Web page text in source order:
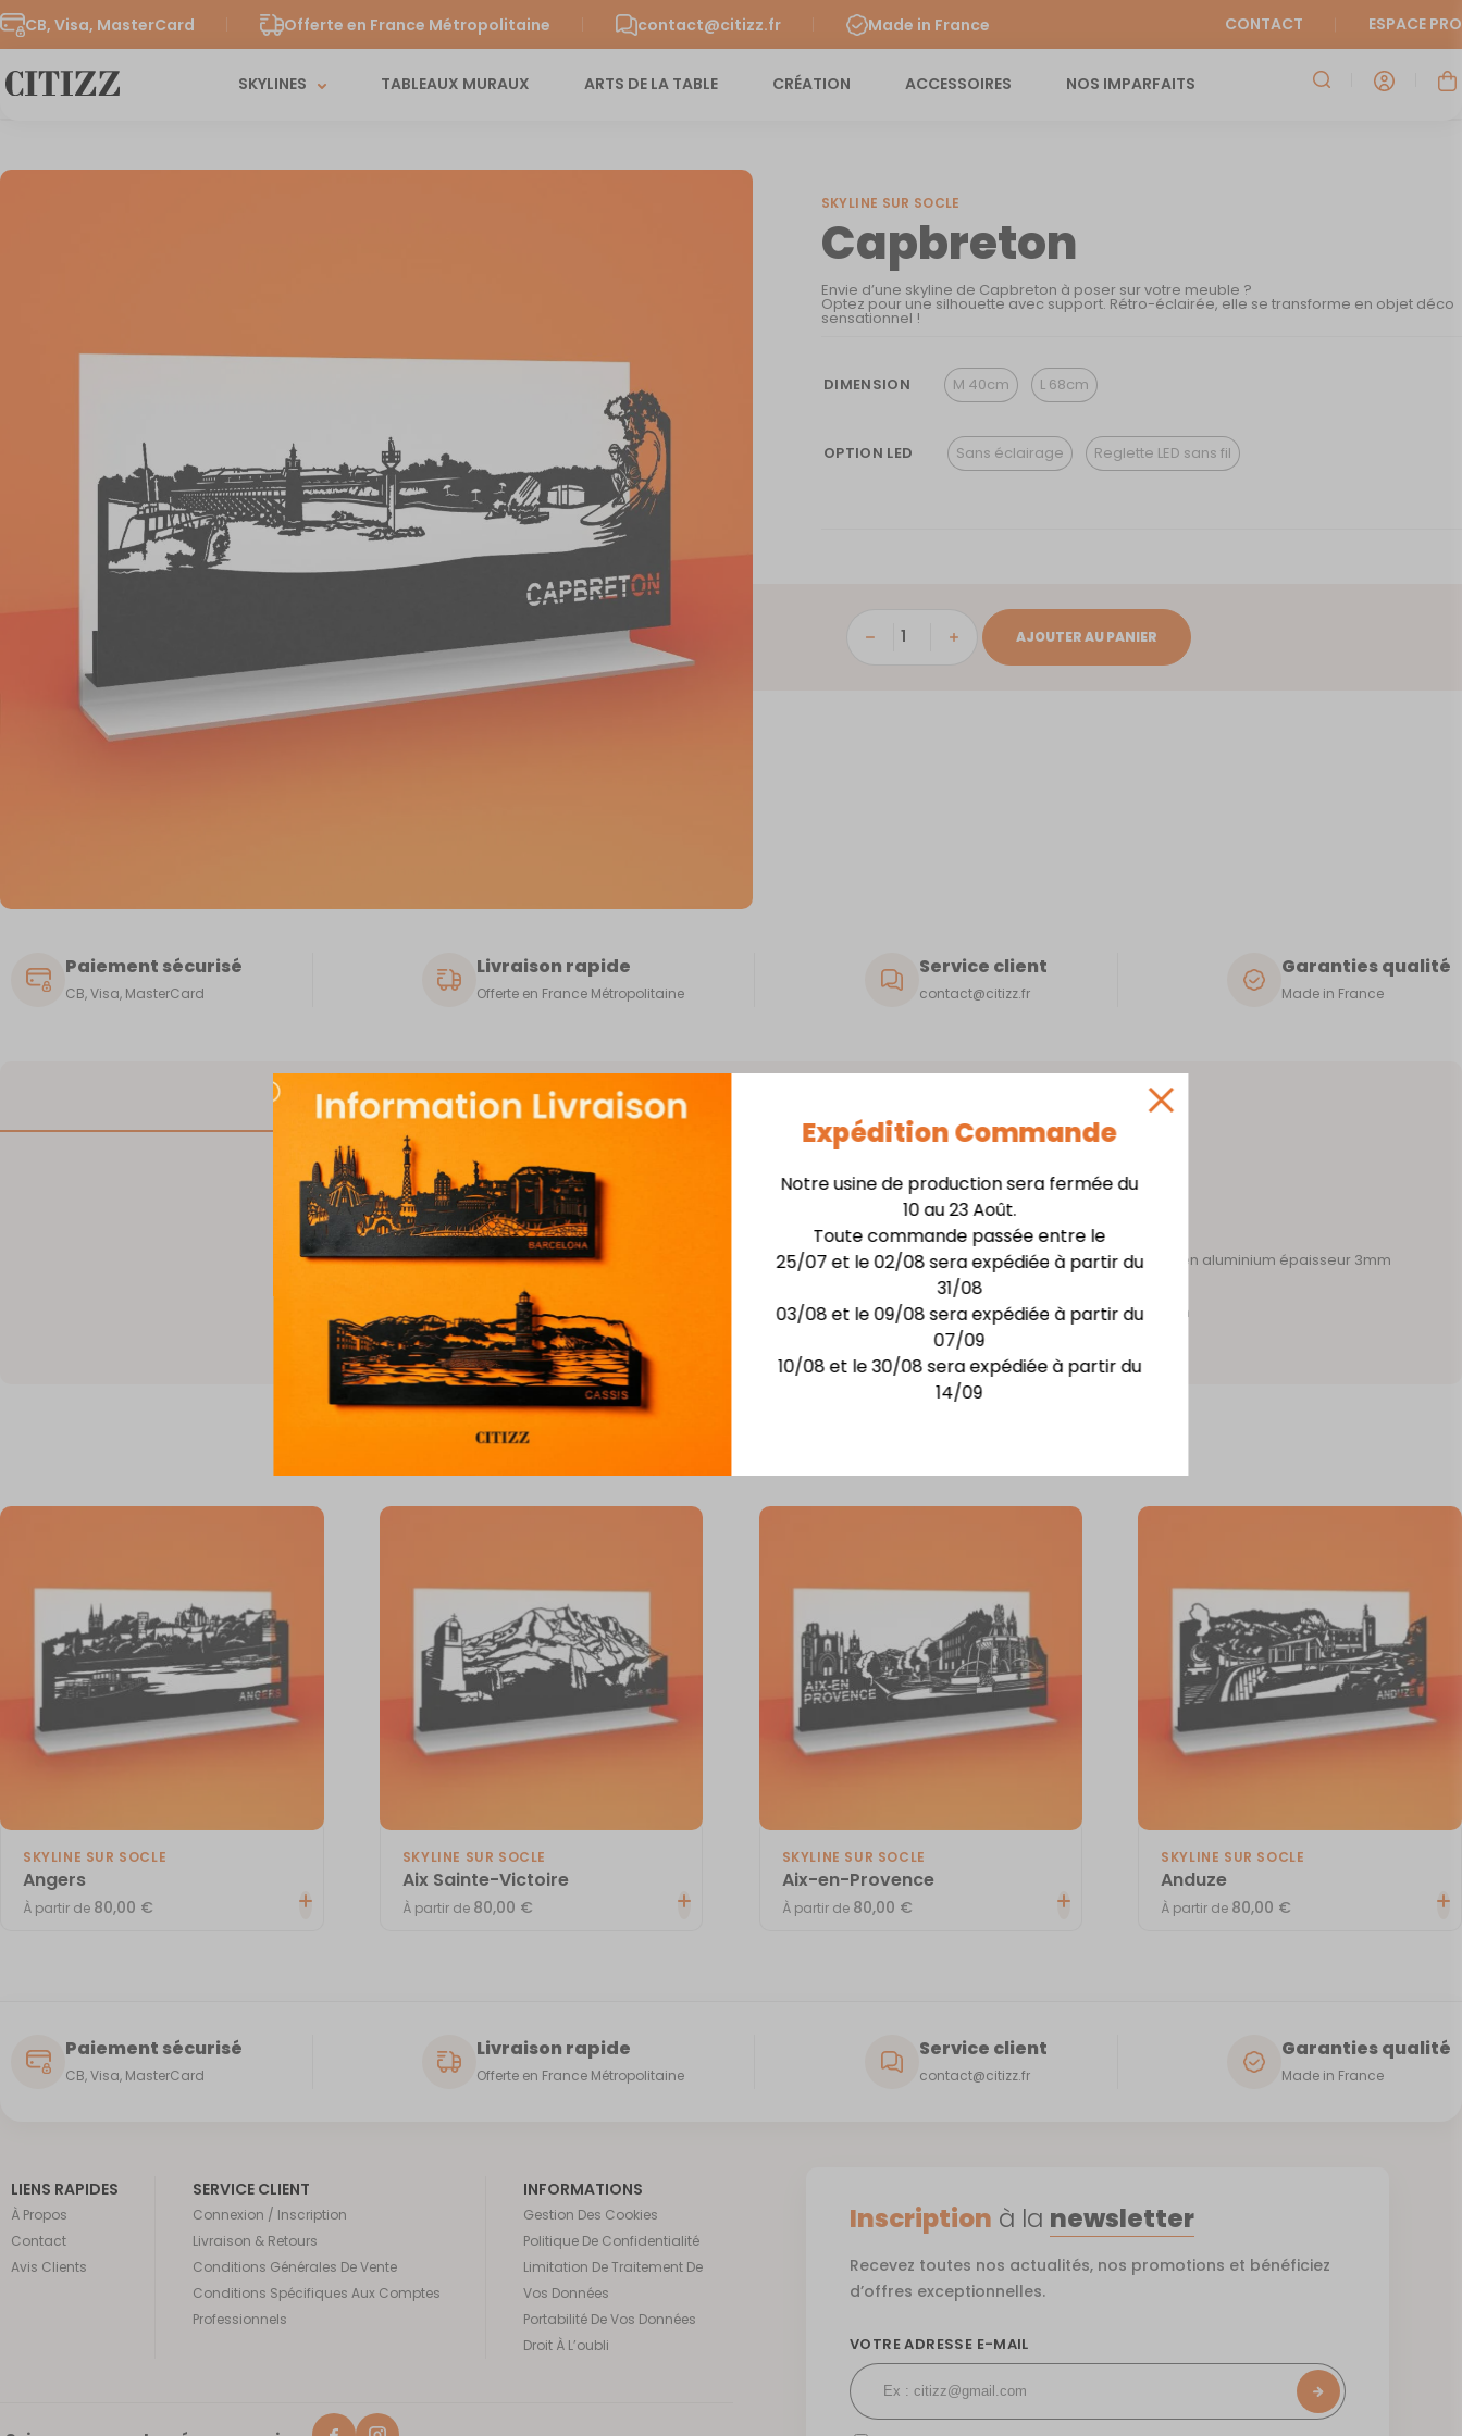
CB, Visa, MasterCard Offerte en France Métropolitaine contact@citizz.fr Made in France CONTACT ESPACE PRO
SKYLINES TABLEAUX MURAUX ARTS DE LA TABLE CRÉATION ACCESSOIRES NOS IMPARFAITS
Expédition Commande
Notre usine de production sera fermée du
10 au 23 Août.
Toute commande passée entre le
25/07 et le 02/08 sera expédiée à partir du
31/08
03/08 et le 09/08 sera expédiée à partir du
07/09
10/08 et le 30/08 sera expédiée à partir du
14/09
SKYLINE SUR SOCLE
Capbreton
Envie d’une skyline de Capbreton à poser sur votre meuble ?
Optez pour une silhouette avec support. Rétro-éclairée, elle se transforme en objet déco
sensationnel !
DIMENSION M 40cm L 68cm
OPTION LED Sans éclairage Reglette LED sans fil
quantité
AJOUTER AU PANIER
Paiement sécurisé
CB, Visa, MasterCard
Livraison rapide
Offerte en France Métropolitaine
Service client
contact@citizz.fr
Garanties qualité
Made in France
DESCRIPTION
Skyline 40cm + Support
Matière : skyline en acier épaisseur 1mm – support en aluminium épaisseur 3mm
Finition : Laquage haute résistance
Dimensions :larg. 40 cm x haut. 20,8 cm x prof. 7,3 cm
Possibilité de rétro-éclairage LED
Vous aimerez aussi
SKYLINE SUR SOCLE
Angers
À partir de 80,00 €
SKYLINE SUR SOCLE
Aix Sainte-Victoire
À partir de 80,00 €
SKYLINE SUR SOCLE
Aix-en-Provence
À partir de 80,00 €
SKYLINE SUR SOCLE
Anduze
À partir de 80,00 €
Paiement sécurisé
CB, Visa, MasterCard
Livraison rapide
Offerte en France Métropolitaine
Service client
contact@citizz.fr
Garanties qualité
Made in France
LIENS RAPIDES
À Propos
Contact
Avis Clients
SERVICE CLIENT
Connexion / Inscription
Livraison & Retours
Conditions Générales De Vente
Conditions Spécifiques Aux Comptes
Professionnels
INFORMATIONS
Gestion Des Cookies
Politique De Confidentialité
Limitation De Traitement De
Vos Données
Portabilité De Vos Données
Droit À L’oubli
Inscription à la newsletter
Recevez toutes nos actualités, nos promotions et bénéficiez
d’offres exceptionnelles.
VOTRE ADRESSE E-MAIL